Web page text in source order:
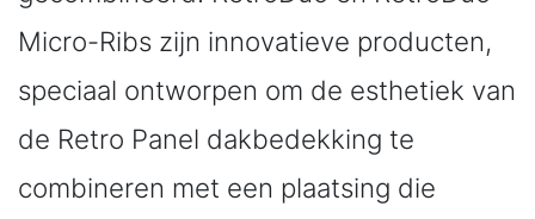
Micro-Ribs zijn innovatieve producten,
speciaal ontworpen om de esthetiek van
de Retro Panel dakbedekking te
combineren met een plaatsing die